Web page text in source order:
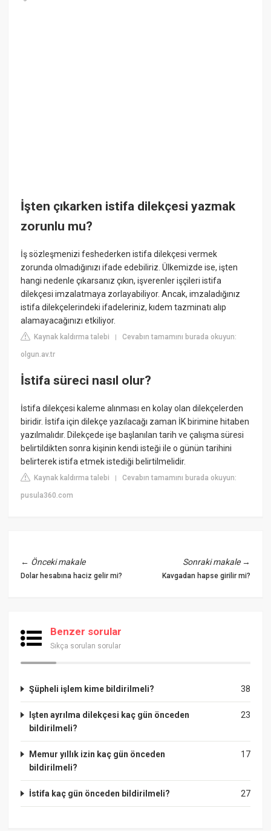
İşten çıkarken istifa dilekçesi yazmak
zorunlu mu?
İş sözleşmenizi feshederken istifa dilekçesi vermek
zorunda olmadığınızı ifade edebiliriz. Ülkemizde ise, işten
hangi nedenle çıkarsanız çıkın, işverenler işçileri istifa
dilekçesi imzalatmaya zorlayabiliyor. Ancak, imzaladığınız
istifa dilekçelerindeki ifadeleriniz, kıdem tazminatı alıp
alamayacağınızı etkiliyor.
Kaynak kaldırma talebi |Cevabın tamamını burada okuyun:
olgun.av.tr
İstifa süreci nasıl olur?
İstifa dilekçesi kaleme alınması en kolay olan dilekçelerden
biridir. İstifa için dilekçe yazılacağı zaman İK birimine hitaben
yazılmalıdır. Dilekçede işe başlanılan tarih ve çalışma süresi
belirtildikten sonra kişinin kendi isteği ile o günün tarihini
belirterek istifa etmek istediği belirtilmelidir.
Kaynak kaldırma talebi |Cevabın tamamını burada okuyun:
pusula360.com
← Önceki makale
Dolar hesabına haciz gelir mi?
Sonraki makale→
Kavgadan hapse girilir mi?
Benzer sorular
Sıkça sorulan sorular
38
Şüpheli işlem kime bildirilmeli?
23
Işten ayrılma dilekçesi kaç gün önceden
bildirilmeli?
17
Memur yıllık izin kaç gün önceden
bildirilmeli?
27
İstifa kaç gün önceden bildirilmeli?